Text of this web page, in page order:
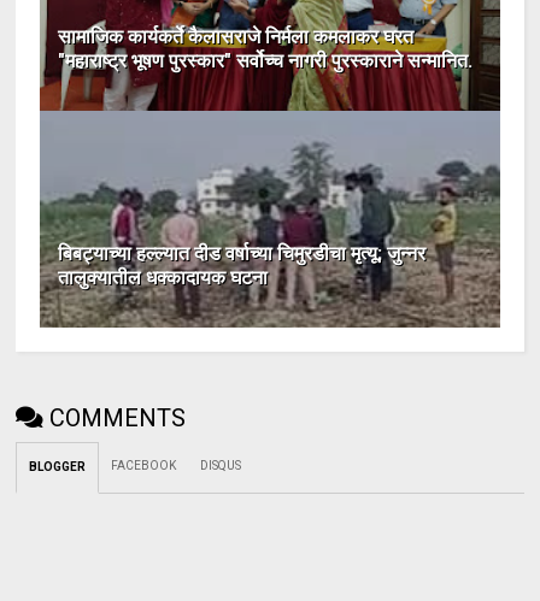
सामाजिक कार्यकर्ते कैलासराजे निर्मला कमलाकर घरत
"महाराष्ट्र भूषण पुरस्कार" सर्वोच्च नागरी पुरस्काराने सन्मानित.
बिबट्याच्या हल्ल्यात दीड वर्षाच्या चिमुरडीचा मृत्यू; जुन्नर
तालुक्यातील धक्कादायक घटना
COMMENTS
BLOGGER FACEBOOK DISQUS